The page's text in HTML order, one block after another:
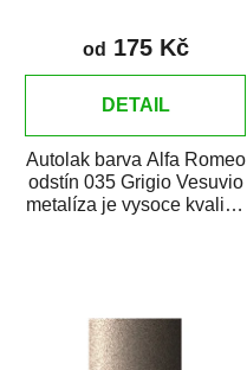
ů
od 175 Kč
DETAIL
Autolak barva Alfa Romeo
odstín 035 Grigio Vesuvio
metalíza je vysoce kvalitní